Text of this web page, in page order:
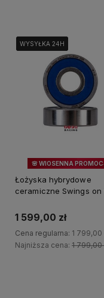
🌸 WIOSENNA
WYSYŁKA 24H
WYSYŁKA 24H
WYSYŁKA 24H
Łożyska hybrydowe
ceramiczne Swings on
1 599,00 zł
Cena regularna: 1 799,00
Najniższa cena: 1 799,00